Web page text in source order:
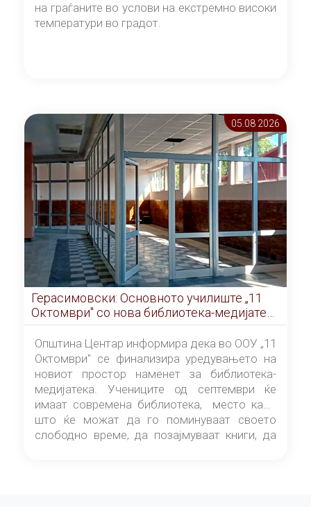
на граѓаните во услови на екстремно високи
температури во градот.
05.08 2026
Герасимовски: Основното училиште „11
Октомври" со нова библиотека-медијатека
од септември
Општина Центар информира дека во ООУ „11
Октомври" се финализира уредувањето на
новиот простор наменет за библиотека-
медијатека. Учениците од септември ќе
имаат современа библиотека, место каде
што ќе можат да го поминуваат своето
слободно време, да позајмуваат книги, да